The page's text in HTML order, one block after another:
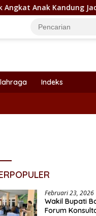
Jadi Honor
Indeks
Februari 23, 2026
Wakil Bupati
Forum